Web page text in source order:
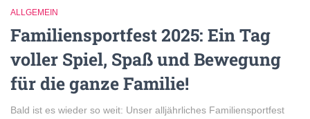
ALLGEMEIN
Familiensportfest 2025: Ein Tag
voller Spiel, Spaß und Bewegung
für die ganze Familie!
Bald ist es wieder so weit: Unser alljährliches Familiensportfest